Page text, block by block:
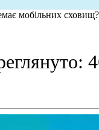
мобільних сховищ?